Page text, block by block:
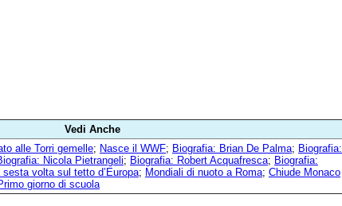
Vedi Anche
alle Torri gemelle; Nasce il WWF; Biografia: Brian De Palma; Biografia:
Nicola Pietrangeli; Biografia: Robert Acquafresca; Biografia:
sesta volta sul tetto d’Europa; Mondiali di nuoto a Roma; Chiude Monaco
giorno di scuola